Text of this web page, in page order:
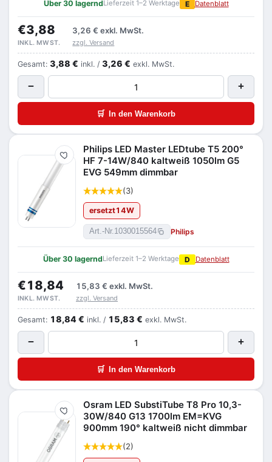
Über 30 lagerndLieferzeit 1–2 Werktage E Datenblatt
€3,88 3,26 € exkl. MwSt.
INKL. MWST. zzgl. Versand
Gesamt: 3,88 € inkl. / 3,26 € exkl. MwSt.
− +
🛒 In den Warenkorb
Merken
Philips LED Master LEDtube T5 200°
HF 7-14W/840 kaltweiß 1050lm G5
EVG 549mm dimmbar
(3)
ersetzt14W
Art.-Nr.1030015564 Philips
Über 30 lagerndLieferzeit 1–2 Werktage D Datenblatt
€18,84 15,83 € exkl. MwSt.
INKL. MWST. zzgl. Versand
Gesamt: 18,84 € inkl. / 15,83 € exkl. MwSt.
− +
🛒 In den Warenkorb
Merken
Osram LED SubstiTube T8 Pro 10,3-
30W/840 G13 1700lm EM=KVG
900mm 190° kaltweiß nicht dimmbar
(2)